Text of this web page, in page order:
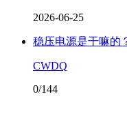
2026-06-25
稳压电源是干嘛的
CWDQ
0/144